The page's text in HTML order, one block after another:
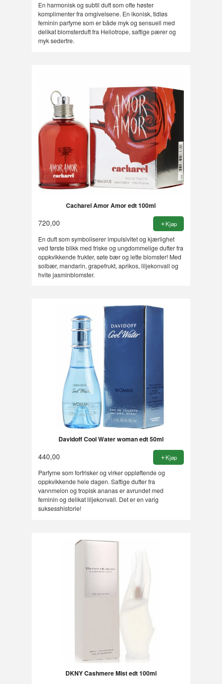
En harmonisk og subtil duft som ofte høster
komplimenter fra omgivelsene. En ikonisk, tidløs
feminin parfyme som er både myk og sensuell med
delikat blomsterduft fra Heliotrope, saftige pærer og
myk sedertre.
Cacharel Amor Amor edt 100ml
720,00 Kjøp
En duft som symboliserer impulsivitet og kjærlighet
ved første blikk med friske og ungdommelige dufter fra
oppkvikkende frukter, søte bær og lette blomster! Med
solbær, mandarin, grapefrukt, aprikos, liljekonvall og
hvite jasminblomster.
Davidoff Cool Water woman edt 50ml
440,00 Kjøp
Parfyme som forfrisker og virker oppløftende og
oppkvikkende hele dagen. Saftige dufter fra
vannmelon og tropisk ananas er avrundet med
feminin og delikat liljekonvall. Det er en varig
suksesshistorie!
DKNY Cashmere Mist edt 100ml